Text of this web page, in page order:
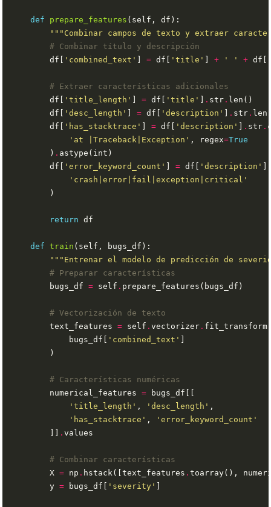
def prepare_features
"""Combinar campos de texto y extraer
# Combinar título y descripción
        df[
'combined_text' ] = df[ 'title' ] + ' ' + df[
# Extraer características adicionales
        df[
'title_length' ] = df[ 'title' ] . str .
        df[
'desc_length' ] = df[ 'description' ] . str .
        df[
'has_stacktrace' ] = df[ 'description' ] . str .
'at |Traceback|Exception' , regex=True
        )
.
        df[
'error_keyword_count' ] = df[ 'description' ]
'crash|error|fail|exception|critical'
return
def train
"""Entrenar el modelo de predicción de
# Preparar características
        bugs_df
= self .
# Vectorización de texto
        text_features
= self .vectorizer .
            bugs_df[
'combined_text'
# Características numéricas
        numerical_features
=
'title_length' , 'desc_length'
'has_stacktrace' ,
'error_keyword_count'
        ]]
.
# Combinar características
        X
= np . hstack([text_features .
        y
= bugs_df[ 'severity'